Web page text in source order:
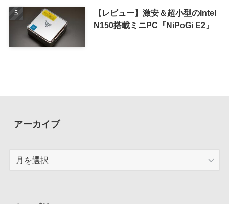
【レビュー】激安＆超小型のIntel
N150搭載ミニPC『NiPoGi E2』
アーカイブ